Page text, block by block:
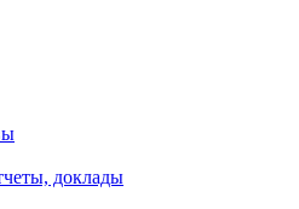
доклады